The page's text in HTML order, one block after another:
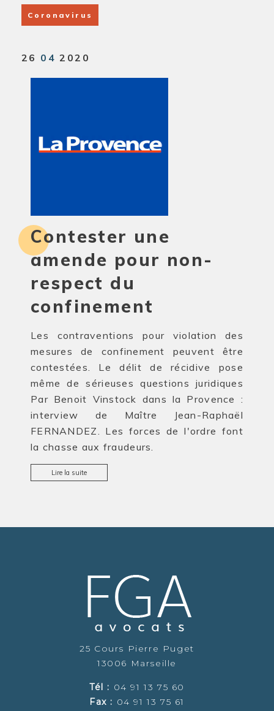
Coronavirus
26 04 2020
Contester une
amende pour non-
respect du
confinement
Les contraventions pour violation des
mesures de confinement peuvent être
contestées. Le délit de récidive pose
même de sérieuses questions juridiques
Par Benoit Vinstock dans la Provence :
interview de Maître Jean-Raphaël
FERNANDEZ. Les forces de l'ordre font
la chasse aux fraudeurs.
Lire la suite
25 Cours Pierre Puget
13006 Marseille
Tél : 04 91 13 75 60
Fax : 04 91 13 75 61